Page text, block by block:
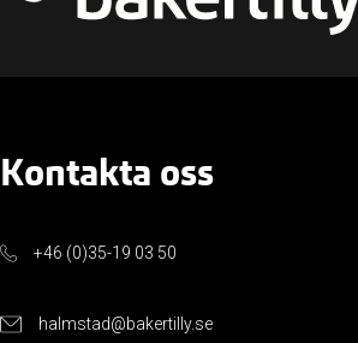
Kontakta oss
+46 (0)35-19 03 50
halmstad@bakertilly.se